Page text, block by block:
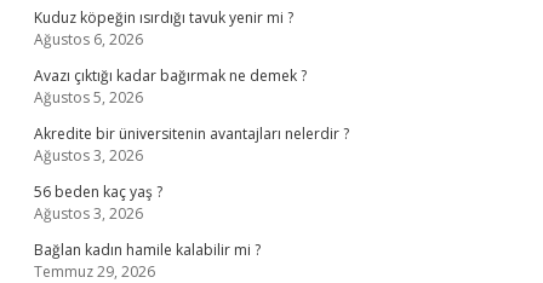
Kuduz köpeğin ısırdığı tavuk yenir mi ?
Ağustos 6, 2026
Avazı çıktığı kadar bağırmak ne demek ?
Ağustos 5, 2026
Akredite bir üniversitenin avantajları nelerdir ?
Ağustos 3, 2026
56 beden kaç yaş ?
Ağustos 3, 2026
Bağlan kadın hamile kalabilir mi ?
Temmuz 29, 2026